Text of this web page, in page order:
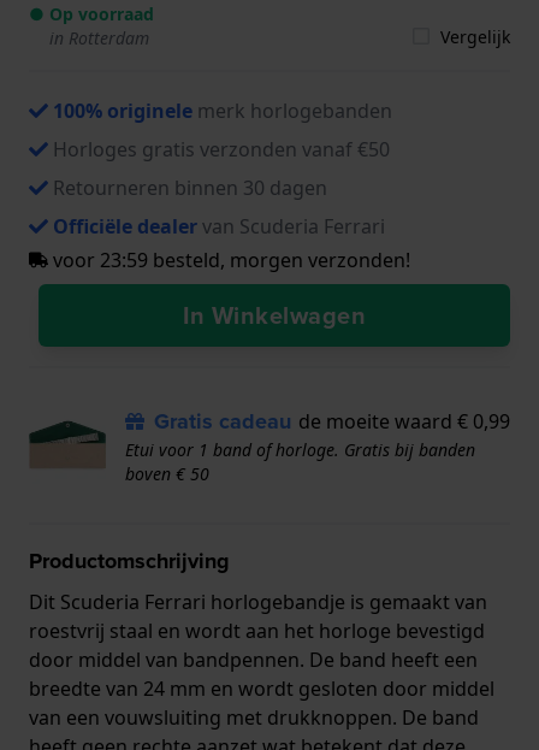
● Op voorraad
in Rotterdam
Vergelijk
100% originele merk horlogebanden
Horloges gratis verzonden vanaf €50
Retourneren binnen 30 dagen
Officiële dealervan Scuderia Ferrari
voor 23:59 besteld, morgen verzonden!
In Winkelwagen
Gratis cadeau de moeite waard € 0,99
Etui voor 1 band of horloge. Gratis bij banden
boven € 50
Productomschrijving
Dit Scuderia Ferrari horlogebandje is gemaakt van
roestvrij staal en wordt aan het horloge bevestigd
door middel van bandpennen. De band heeft een
breedte van 24 mm en wordt gesloten door middel
van een vouwsluiting met drukknoppen. De band